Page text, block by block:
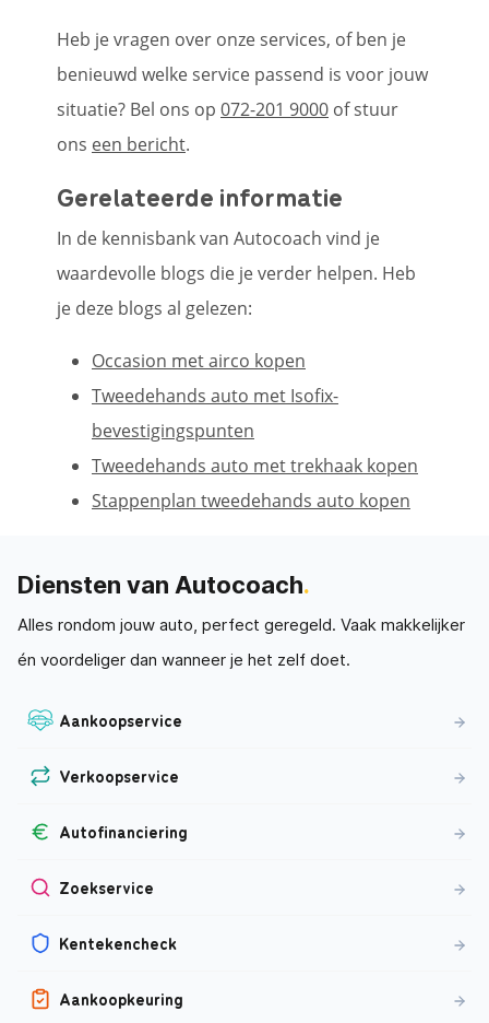
Heb je vragen over onze services, of ben je
benieuwd welke service passend is voor jouw
situatie? Bel ons op 072-201 9000 of stuur
ons een bericht.
Gerelateerde informatie
In de kennisbank van Autocoach vind je
waardevolle blogs die je verder helpen. Heb
je deze blogs al gelezen:
Occasion met airco kopen
Tweedehands auto met Isofix-
bevestigingspunten
Tweedehands auto met trekhaak kopen
Stappenplan tweedehands auto kopen
Diensten van Autocoach.
Alles rondom jouw auto, perfect geregeld. Vaak makkelijker
én voordeliger dan wanneer je het zelf doet.
Aankoopservice
Verkoopservice
Autofinanciering
Zoekservice
Kentekencheck
Aankoopkeuring